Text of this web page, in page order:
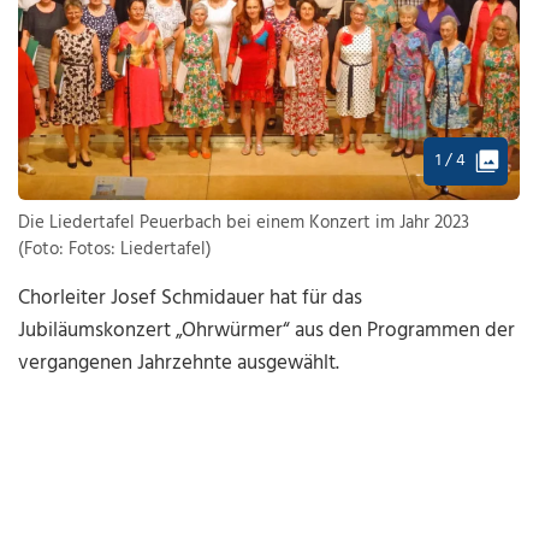
1 / 4
Die Liedertafel Peuerbach bei einem Konzert im Jahr 2023
(Foto: Fotos: Liedertafel)
Chorleiter Josef Schmidauer hat für das
Jubiläumskonzert „Ohrwürmer“ aus den Programmen der
vergangenen Jahrzehnte ausgewählt.